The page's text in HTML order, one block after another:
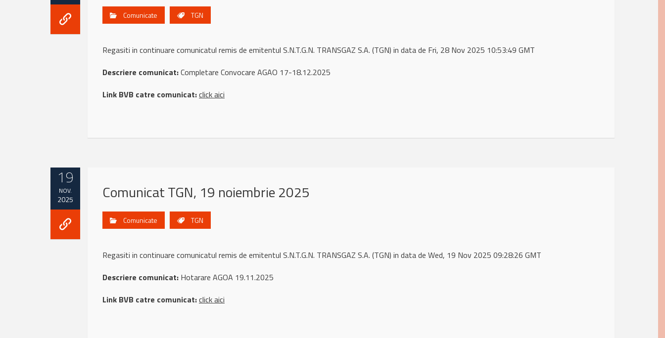
Comunicate TGN
Regasiti in continuare comunicatul remis de emitentul S.N.T.G.N. TRANSGAZ S.A. (TGN) in data de Fri, 28 Nov 2025 10:53:49 GMT
Descriere comunicat:Completare Convocare AGAO 17-18.12.2025
Link BVB catre comunicat:click aici
19
NOV.
2025 Comunicat TGN, 19 noiembrie 2025
Comunicate TGN
Regasiti in continuare comunicatul remis de emitentul S.N.T.G.N. TRANSGAZ S.A. (TGN) in data de Wed, 19 Nov 2025 09:28:26 GMT
Descriere comunicat: Hotarare AGOA 19.11.2025
Link BVB catre comunicat:click aici